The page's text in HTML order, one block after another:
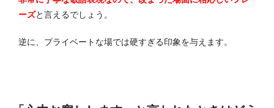
ーズと言えるでしょう。
逆に、プライベートな場では硬すぎる印象を与えます。